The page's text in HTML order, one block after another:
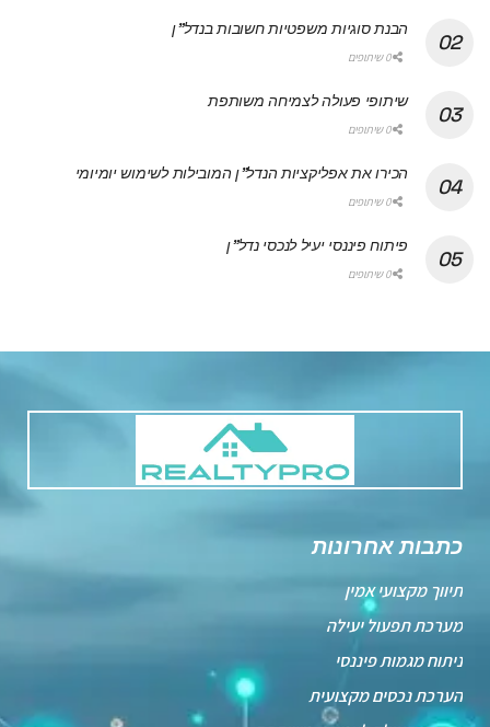
הבנת סוגיות משפטיות חשובות בנדל"ן
0 שיתופים
שיתופי פעולה לצמיחה משותפת
0 שיתופים
הכירו את אפליקציות הנדל"ן המובילות לשימוש יומיומי
0 שיתופים
פיתוח פיננסי יעיל לנכסי נדל"ן
0 שיתופים
כתבות אחרונות
תיווך מקצועי אמין
מערכת תפעול יעילה
ניתוח מגמות פיננסי
הערכת נכסים מקצועית